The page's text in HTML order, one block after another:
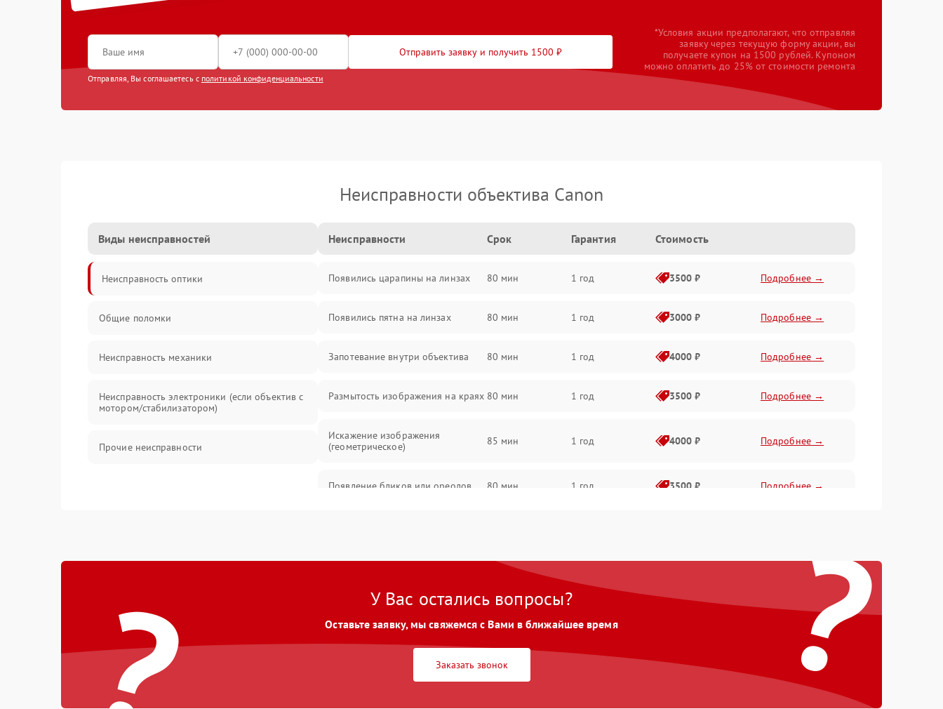
Отправить заявку и получить 1500 ₽
Отправляя, Вы соглашаетесь с политикой конфиденциальности
*Условия акции предполагают, что отправляя
заявку через текущую форму акции, вы
получаете купон на 1500 рублей. Купоном
можно оплатить до 25% от стоимости ремонта
Неисправности объектива Canon
Виды неисправностей
Неисправность оптики
Общие поломки
Неисправность механики
Неисправность электроники (если объектив с
мотором/стабилизатором)
Прочие неисправности
Неисправности Срок Гарантия Стоимость
Появились царапины на линзах 80 мин 1 год 3500 ₽ Подробнее →
Появились пятна на линзах 80 мин 1 год 3000 ₽ Подробнее →
Запотевание внутри объектива 80 мин 1 год 4000 ₽ Подробнее →
Размытость изображения на краях 80 мин 1 год 3500 ₽ Подробнее →
Искажение изображения
(геометрическое)
85 мин 1 год 4000 ₽ Подробнее →
Появление бликов или ореолов 80 мин 1 год 3500 ₽ Подробнее →
?
У Вас остались вопросы?
Оставьте заявку, мы свяжемся с Вами в ближайшее время
Заказать звонок